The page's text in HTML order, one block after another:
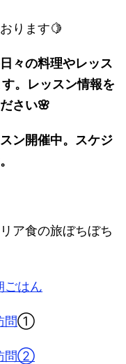
ります🍋
々の料理やレッス
。レッスン情報を
さい🌸
ン開催中。スケジ
ア食の旅ぼちぼち
はん
問①
問②